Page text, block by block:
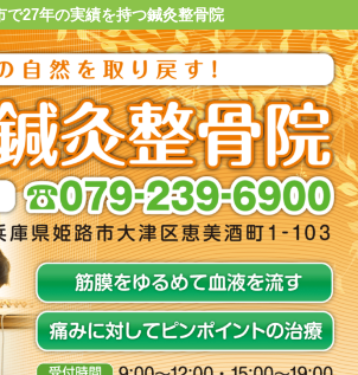
で27年の実績を持つ鍼灸整骨院